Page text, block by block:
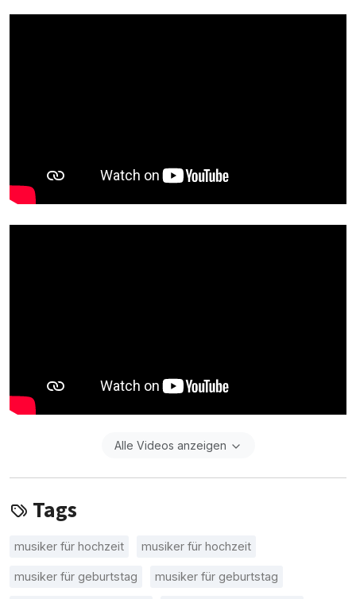
Alle Videos anzeigen
Tags
musiker für hochzeit musiker für hochzeit
musiker für geburtstag musiker für geburtstag